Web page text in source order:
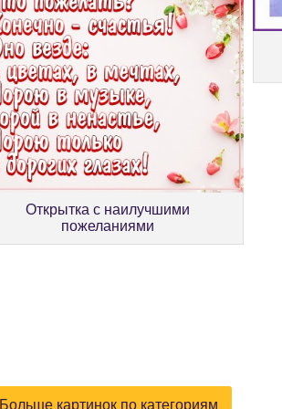
Открытка с наилучшими
пожеланиями
Больше картинок по категориям